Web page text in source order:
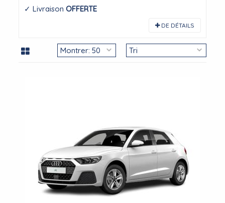
✓ LivraisonOFFERTE
DE DÉTAILS